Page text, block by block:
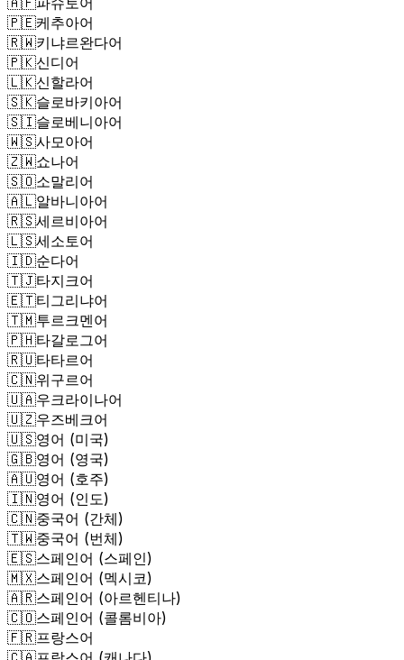
🇵🇪케추아어
🇷🇼키냐르완다어
🇵🇰신디어
🇱🇰신할라어
🇸🇰슬로바키아어
🇸🇮슬로베니아어
🇼🇸사모아어
🇿🇼쇼나어
🇸🇴소말리어
🇦🇱알바니아어
🇷🇸세르비아어
🇱🇸세소토어
🇮🇩순다어
🇹🇯타지크어
🇪🇹티그리냐어
🇹🇲투르크멘어
🇵🇭타갈로그어
🇷🇺타타르어
🇨🇳위구르어
🇺🇦우크라이나어
🇺🇿우즈베크어
🇺🇸영어 (미국)
🇬🇧영어 (영국)
🇦🇺영어 (호주)
🇮🇳영어 (인도)
🇨🇳중국어 (간체)
🇹🇼중국어 (번체)
🇪🇸스페인어 (스페인)
🇲🇽스페인어 (멕시코)
🇦🇷스페인어 (아르헨티나)
🇨🇴스페인어 (콜롬비아)
🇫🇷프랑스어